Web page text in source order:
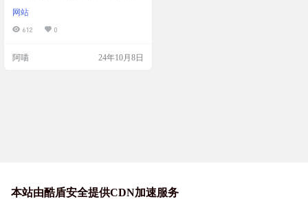
式，允许用户通过代码编辑
器创建独一无二的QR码
e。它受到QRBTF和Anthony Fu的QR
Toolkit的启发，能够让你通过编码的
版本、错误容忍度、掩模模式，甚
网站
612 0
阿喵 24年10月8日
本站由酷盾安全提供CDN加速服务